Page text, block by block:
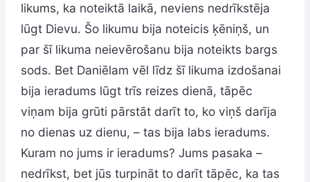
likums, ka noteiktā laikā, neviens nedrīkstēja
lūgt Dievu. Šo likumu bija noteicis ķēniņš, un
par šī likuma neievērošanu bija noteikts bargs
sods. Bet Daniēlam vēl līdz šī likuma izdošanai
bija ieradums lūgt trīs reizes dienā, tāpēc
viņam bija grūti pārstāt darīt to, ko viņš darīja
no dienas uz dienu, – tas bija labs ieradums.
Kuram no jums ir ieradums? Jums pasaka –
nedrīkst, bet jūs turpināt to darīt tāpēc, ka tas